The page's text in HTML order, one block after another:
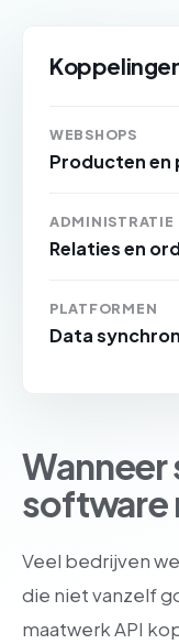
WEBSHOPS
Producten en
ADMINISTRATIE
Relaties en
PLATFORMEN
Data
Wanneer
software
Veel bedrijven
die niet vanzelf
maatwerk API